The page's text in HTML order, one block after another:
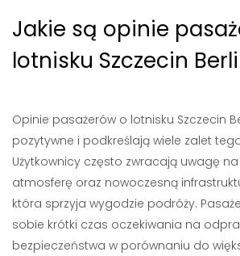
Jakie są opinie
lotnisku Szczecin
Opinie pasażerów o lotnisku Szczecin
pozytywne i podkreślają wiele zalet
Użytkownicy często zwracają uwagę
atmosferę oraz nowoczesną
która sprzyja wygodzie podróży.
sobie krótki czas oczekiwania na
bezpieczeństwa w porównaniu do